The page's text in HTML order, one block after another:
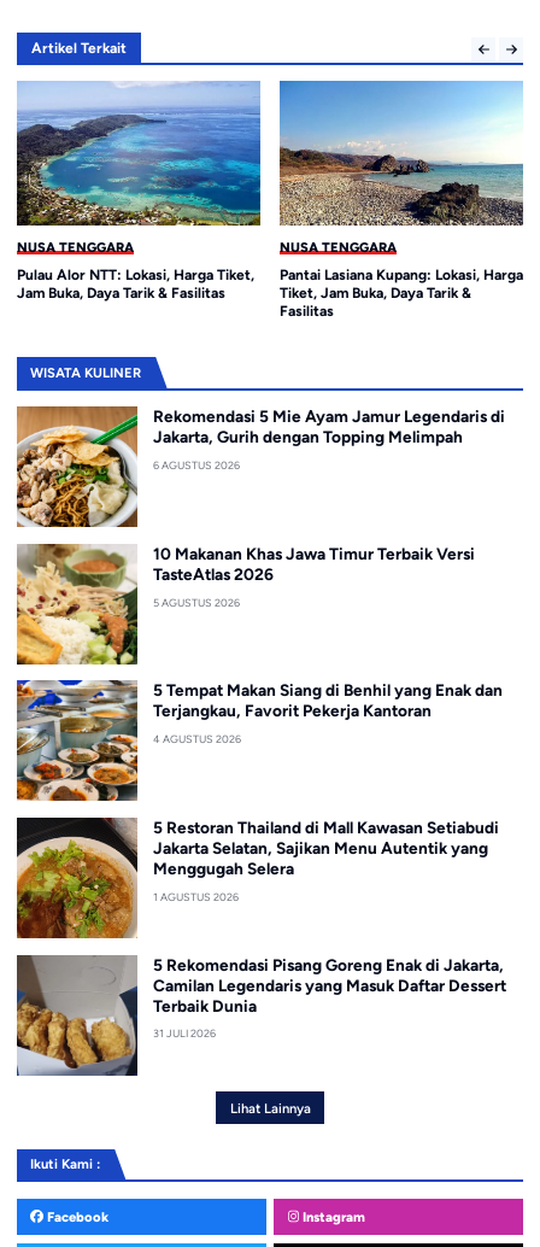
Artikel Terkait
NUSA TENGGARA
Pulau Alor NTT: Lokasi, Harga Tiket,
Jam Buka, Daya Tarik & Fasilitas
NUSA TENGGARA
Pantai Lasiana Kupang: Lokasi, Harga
Tiket, Jam Buka, Daya Tarik &
Fasilitas
WISATA KULINER
Rekomendasi 5 Mie Ayam Jamur Legendaris di
Jakarta, Gurih dengan Topping Melimpah
6 AGUSTUS 2026
10 Makanan Khas Jawa Timur Terbaik Versi
TasteAtlas 2026
5 AGUSTUS 2026
5 Tempat Makan Siang di Benhil yang Enak dan
Terjangkau, Favorit Pekerja Kantoran
4 AGUSTUS 2026
5 Restoran Thailand di Mall Kawasan Setiabudi
Jakarta Selatan, Sajikan Menu Autentik yang
Menggugah Selera
1 AGUSTUS 2026
5 Rekomendasi Pisang Goreng Enak di Jakarta,
Camilan Legendaris yang Masuk Daftar Dessert
Terbaik Dunia
31 JULI 2026
Lihat Lainnya
Ikuti Kami :
Facebook Instagram